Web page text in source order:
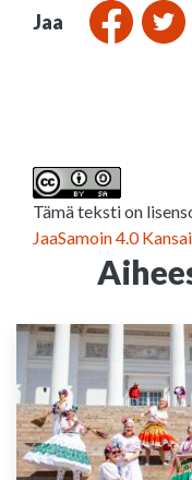
Jaa
Tämä teksti on
JaaSamoin 4.0